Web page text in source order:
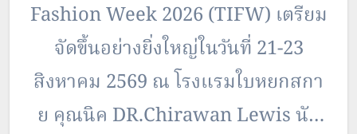
Fashion Week 2026 (TIFW) เตรียม
จัดขึ้นอย่างยิ่งใหญ่ในวันที่ 21-23
สิงหาคม 2569 ณ โรงแรมใบหยกสกา
ย คุณนิค DR.Chirawan Lewis นัก